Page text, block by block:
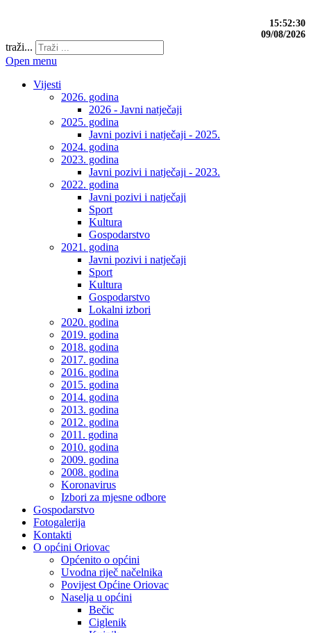
15:52:30
09/08/2026
traži...
Open menu
Vijesti
2026. godina
2026 - Javni natječaji
2025. godina
Javni pozivi i natječaji - 2025.
2024. godina
2023. godina
Javni pozivi i natječaji - 2023.
2022. godina
Javni pozivi i natječaji
Sport
Kultura
Gospodarstvo
2021. godina
Javni pozivi i natječaji
Sport
Kultura
Gospodarstvo
Lokalni izbori
2020. godina
2019. godina
2018. godina
2017. godina
2016. godina
2015. godina
2014. godina
2013. godina
2012. godina
2011. godina
2010. godina
2009. godina
2008. godina
Koronavirus
Izbori za mjesne odbore
Gospodarstvo
Fotogalerija
Kontakti
O općini Oriovac
Općenito o općini
Uvodna riječ načelnika
Povijest Općine Oriovac
Naselja u općini
Bečic
Ciglenik